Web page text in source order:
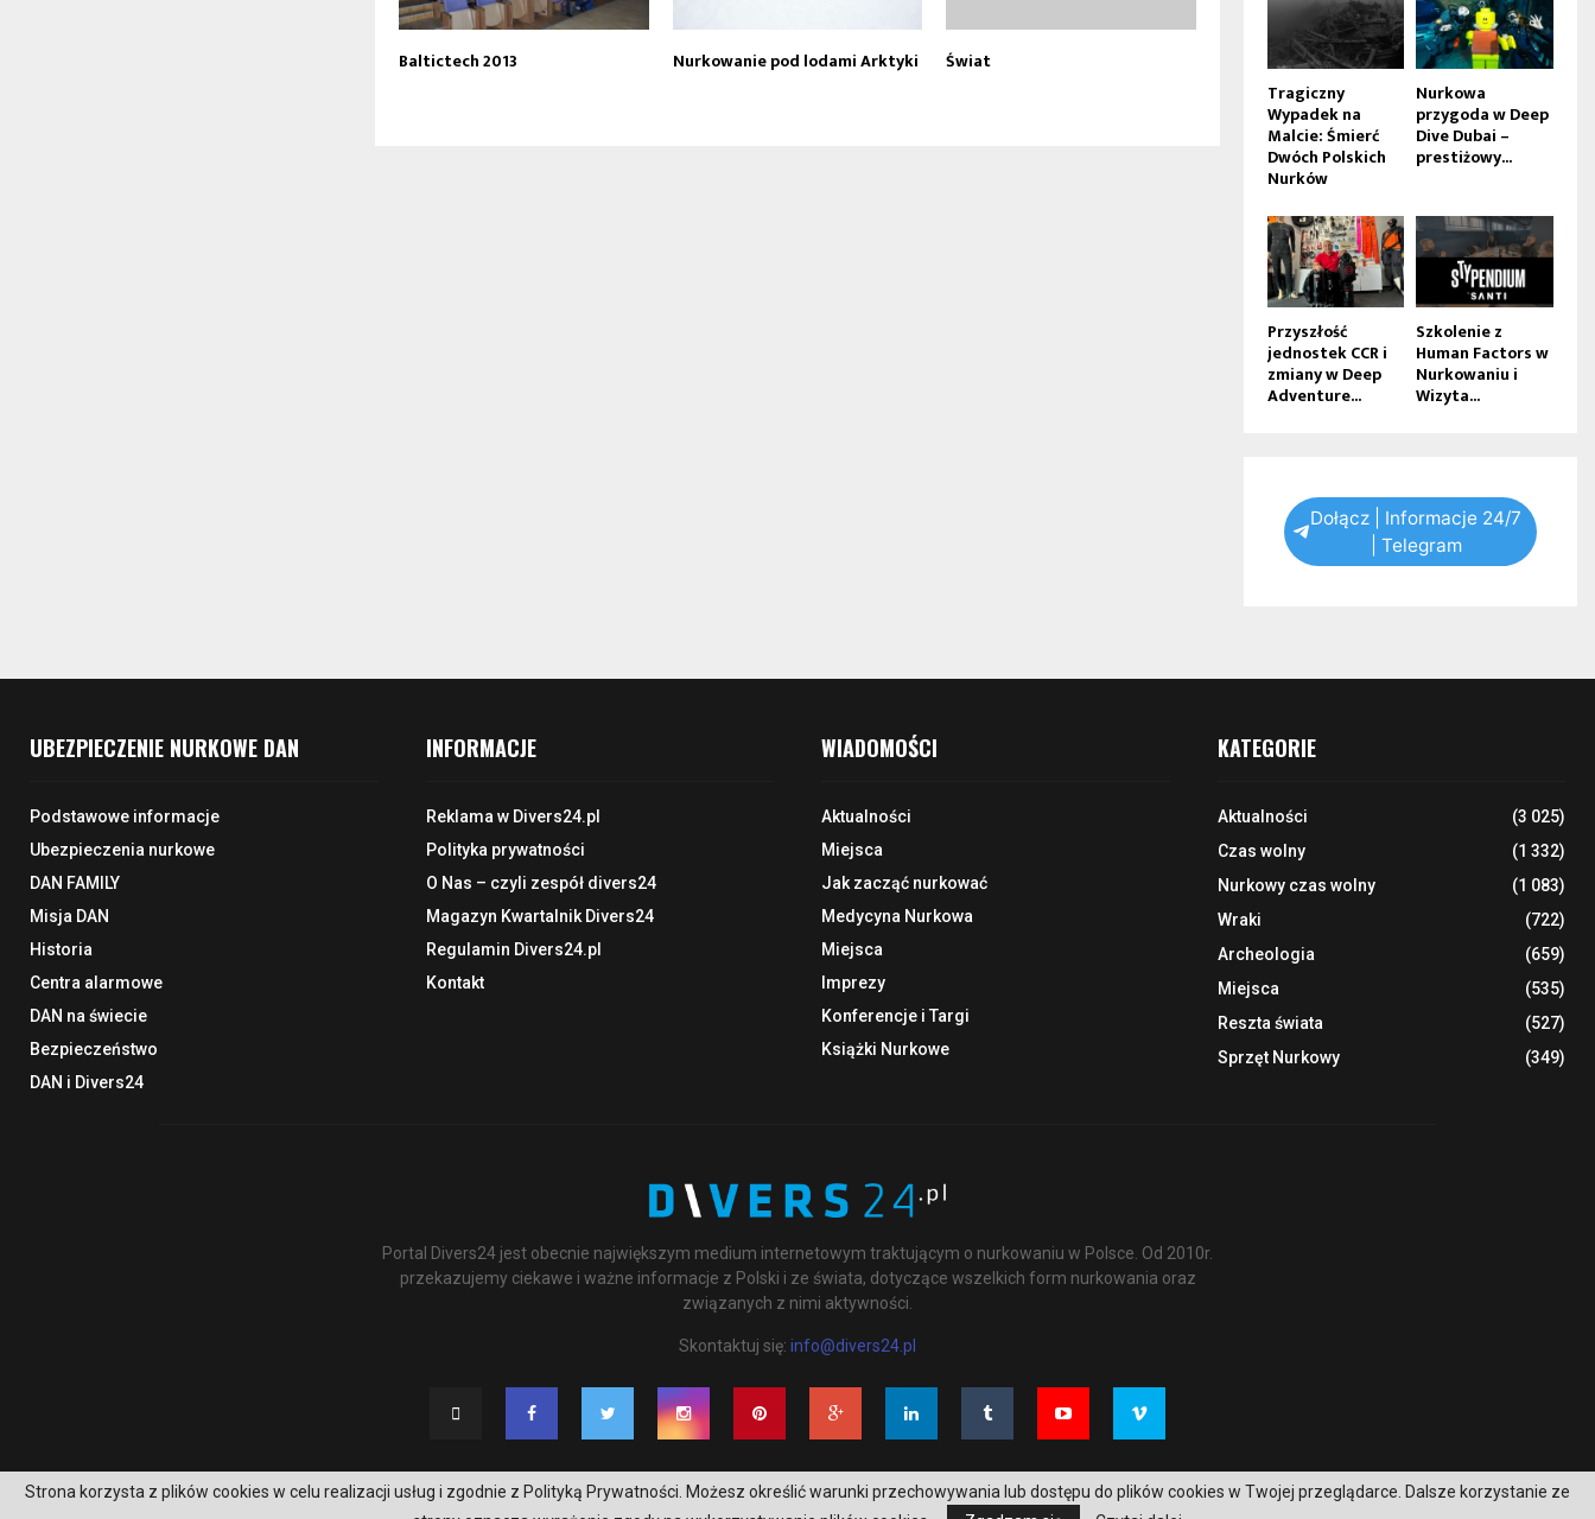
Baltictech 2013 Nurkowanie pod lodami Arktyki Świat
Tragiczny
Wypadek na
Malcie: Śmierć
Dwóch Polskich
Nurków
Nurkowa
przygoda w Deep
Dive Dubai –
prestiżowy...
Przyszłość
jednostek CCR i
zmiany w Deep
Adventure...
Szkolenie z
Human Factors w
Nurkowaniu i
Wizyta...
Dołącz | Informacje 24/7
| Telegram
UBEZPIECZENIE NURKOWE DAN
Podstawowe informacje
Ubezpieczenia nurkowe
DAN FAMILY
Misja DAN
Historia
Centra alarmowe
DAN na świecie
Bezpieczeństwo
DAN i Divers24
INFORMACJE
Reklama w Divers24.pl
Polityka prywatności
O Nas – czyli zespół divers24
Magazyn Kwartalnik Divers24
Regulamin Divers24.pl
Kontakt
WIADOMOŚCI
Aktualności
Miejsca
Jak zacząć nurkować
Medycyna Nurkowa
Miejsca
Imprezy
Konferencje i Targi
Książki Nurkowe
KATEGORIE
Aktualności
(3 025)
Czas wolny
(1 332)
Nurkowy czas wolny
(1 083)
Wraki
(722)
Archeologia
(659)
Miejsca
(535)
Reszta świata
(527)
Sprzęt Nurkowy
(349)
Portal Divers24 jest obecnie największym medium internetowym traktującym o nurkowaniu w Polsce. Od 2010r.
przekazujemy ciekawe i ważne informacje z Polski i ze świata, dotyczące wszelkich form nurkowania oraz
związanych z nimi aktywności.
Skontaktuj się: info@divers24.pl
Strona korzysta z plików cookies w celu realizacji usług i zgodnie z Polityką Prywatności. Możesz określić warunki przechowywania lub dostępu do plików cookies w Twojej przeglądarce. Dalsze korzystanie ze